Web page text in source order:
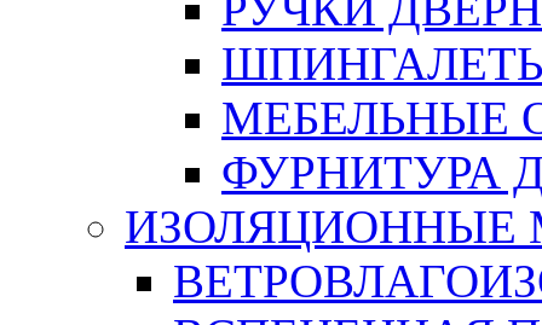
МЕБЕЛЬНЫЕ
ФУРНИТУРА
ИЗОЛЯЦИОННЫЕ